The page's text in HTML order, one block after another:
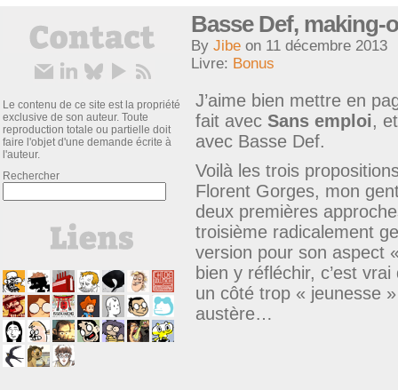
Le contenu de ce site est la propriété
exclusive de son auteur. Toute
reproduction totale ou partielle doit
faire l'objet d'une demande écrite à
l'auteur.
Rechercher
Basse Def, making-
By Jibe on 11 décembre 2013
Livre: Bonus
J’aime bien mettre en
fait avec Sans emploi,
avec Basse Def.
Voilà les trois
Florent Gorges, mon
deux premières
troisième radicalement
version pour son aspect
bien y réfléchir, c’est
un côté trop « jeunesse
austère…